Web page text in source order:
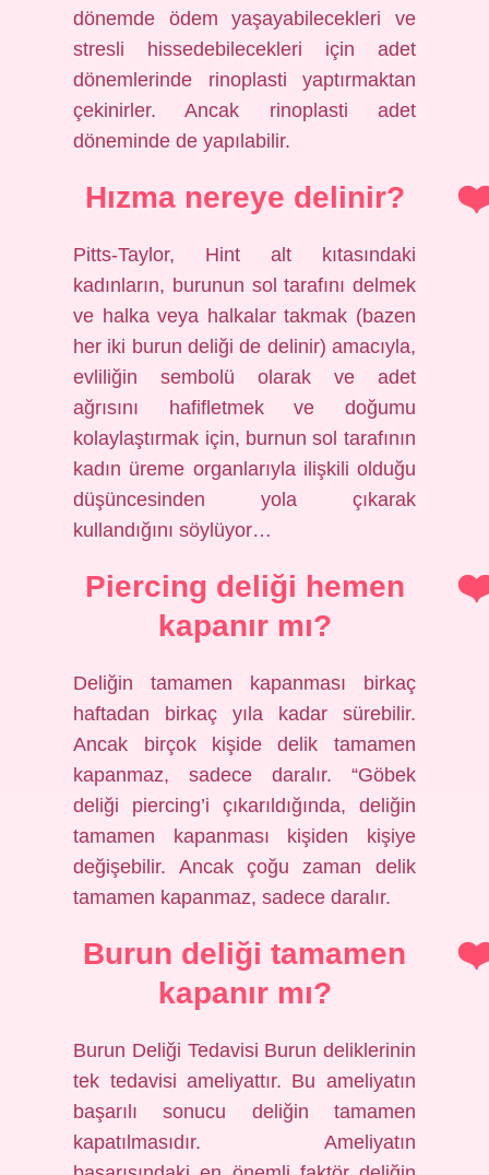
dönemde ödem yaşayabilecekleri ve
stresli hissedebilecekleri için adet
dönemlerinde rinoplasti yaptırmaktan
çekinirler. Ancak rinoplasti adet
döneminde de yapılabilir.
Hızma nereye delinir?
Pitts-Taylor, Hint alt kıtasındaki
kadınların, burunun sol tarafını delmek
ve halka veya halkalar takmak (bazen
her iki burun deliği de delinir) amacıyla,
evliliğin sembolü olarak ve adet
ağrısını hafifletmek ve doğumu
kolaylaştırmak için, burnun sol tarafının
kadın üreme organlarıyla ilişkili olduğu
düşüncesinden yola çıkarak
kullandığını söylüyor…
Piercing deliği hemen
kapanır mı?
Deliğin tamamen kapanması birkaç
haftadan birkaç yıla kadar sürebilir.
Ancak birçok kişide delik tamamen
kapanmaz, sadece daralır. “Göbek
deliği piercing’i çıkarıldığında, deliğin
tamamen kapanması kişiden kişiye
değişebilir. Ancak çoğu zaman delik
tamamen kapanmaz, sadece daralır.
Burun deliği tamamen
kapanır mı?
Burun Deliği Tedavisi Burun deliklerinin
tek tedavisi ameliyattır. Bu ameliyatın
başarılı sonucu deliğin tamamen
kapatılmasıdır. Ameliyatın